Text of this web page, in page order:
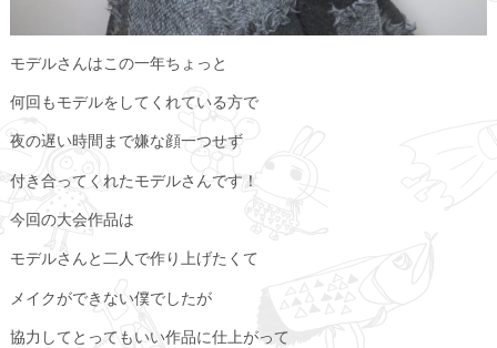
モデルさんはこの一年ちょっと
何回もモデルをしてくれている方で
夜の遅い時間まで嫌な顔一つせず
付き合ってくれたモデルさんです！
今回の大会作品は
モデルさんと二人で作り上げたくて
メイクができない僕でしたが
協力してとってもいい作品に仕上がって